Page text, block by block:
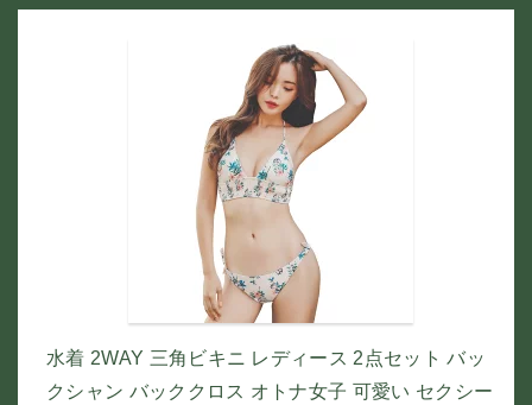
水着 2WAY 三角ビキニ レディース 2点セット バッ
クシャン バッククロス オトナ女子 可愛い セクシー